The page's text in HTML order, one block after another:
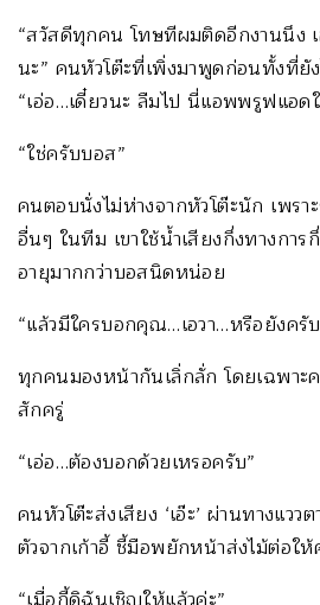
“สวัสดีทุกคน โทษทีผมติดอีกงานนึง
นะ” คนหัวโต๊ะที่เพิ่งมาพูดก่อนทั้งที่ยั
“เอ่อ…เดี๋ยวนะ ลืมไป นี่แอพพรูฟแอด
“ใช่ครับบอส”
คนตอบนั่งไม่ห่างจากหัวโต๊ะนัก เพร
อื่นๆ ในทีม เขาใช้น้ำเสียงกึ่งทางกา
อายุมากกว่าบอสนิดหน่อย
“แล้วมีใครบอกคุณ…เอวา…หรือยังครั
ทุกคนมองหน้ากันเลิ่กลั่ก โดยเฉพาะ
สักครู่
“เอ่อ…ต้องบอกด้วยเหรอครับ”
คนหัวโต๊ะส่งเสียง ‘เอ๊ะ’ ผ่านทางแว
ตัวจากเก้าอี้ ชี้มือพยักหน้าส่งไม้ต่อใ